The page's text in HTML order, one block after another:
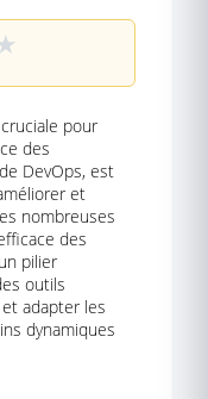
pour
des
DevOps, est
et
nombreuses
des
pilier
outils
adapter les
dynamiques